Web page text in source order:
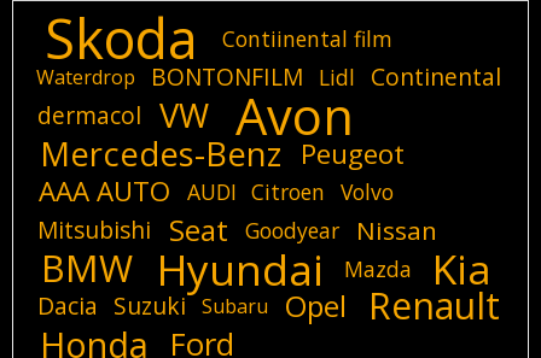
Skoda Contiinental film
Waterdrop BONTONFILM Lidl
Continental
dermacol
VW Avon
Mercedes-Benz
Peugeot
AAA AUTO
AUDI Citroen Volvo
Mitsubishi Seat Goodyear Nissan
BMW Hyundai Mazda Kia
Dacia Suzuki Subaru Opel Renault
Honda Ford